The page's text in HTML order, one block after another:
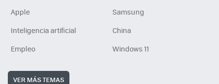
Apple
Samsung
Inteligencia artificial
China
Empleo
Windows 11
VER MÁS TEMAS